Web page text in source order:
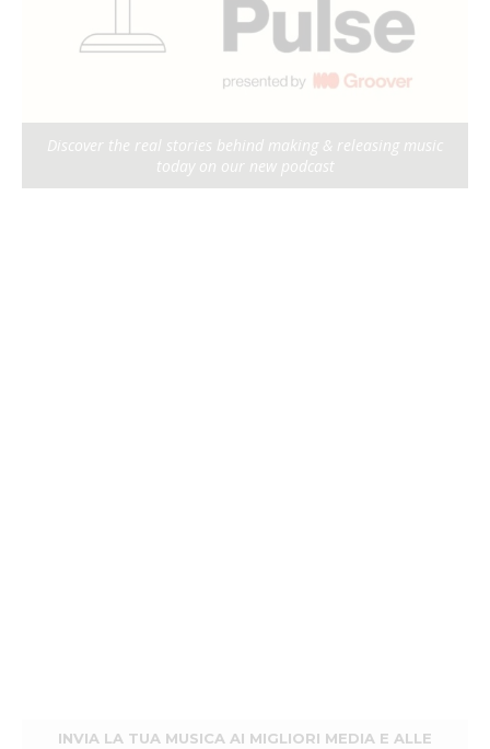
Discover the real stories behind making & releasing music
today on our new podcast
INVIA LA TUA MUSICA AI MIGLIORI MEDIA E ALLE